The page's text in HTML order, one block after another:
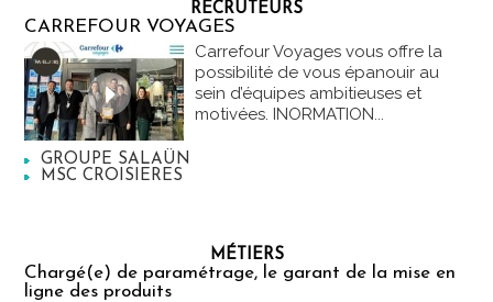
RECRUTEURS
CARREFOUR VOYAGES
Carrefour Voyages vous offre la
possibilité de vous épanouir au
sein d’équipes ambitieuses et
motivées. INORMATION...
GROUPE SALAÜN
MSC CROISIERES
MÉTIERS
Chargé(e) de paramétrage, le garant de la mise en
ligne des produits